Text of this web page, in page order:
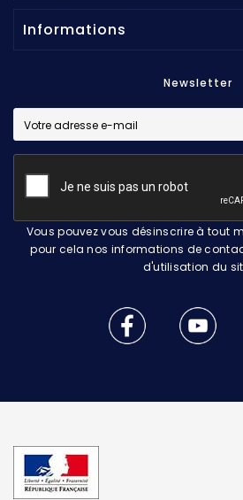
Informations
Newsletter
Vous pouvez vous désinscrire à tout
pour cela nos informations de
d'utilisation du